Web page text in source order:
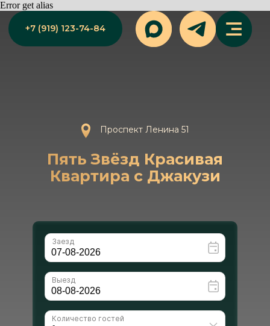
Error get alias
Пять Звёзд Красивая
Квартира с Джакузи
Проспект Ленина 51